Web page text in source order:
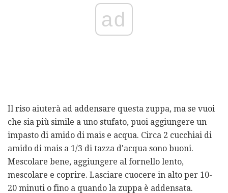
ad
Il riso aiuterà ad addensare questa zuppa, ma se vuoi
che sia più simile a uno stufato, puoi aggiungere un
impasto di amido di mais e acqua. Circa 2 cucchiai di
amido di mais a 1/3 di tazza d'acqua sono buoni.
Mescolare bene, aggiungere al fornello lento,
mescolare e coprire. Lasciare cuocere in alto per 10-
20 minuti o fino a quando la zuppa è addensata.